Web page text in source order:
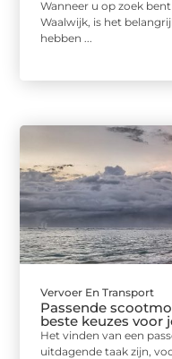
Wanneer u op zoek
Waalwijk, is het
hebben ...
Vervoer En Transport
Passende
beste keuzes voor
Het vinden van een
uitdagende taak zijn,